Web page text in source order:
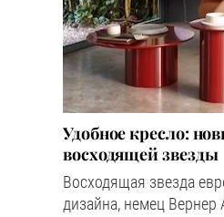
Удобное кресло:
восходящей звезды
Восходящая звезда
дизайна, немец Вернер